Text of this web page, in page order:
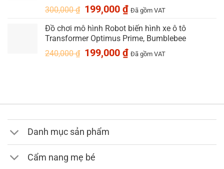
300,000₫ Giá
là:
300,000 ₫.
199,000 ₫Giá
hiện
tại
là:
199,000 ₫.
Đã gồm VAT
Đồ chơi mô hình Robot biến hình xe ô tô
Transformer Optimus Prime, Bumblebee
240,000₫ Giá
199,000 ₫Giá
hiện
Đã gồm VAT
Danh mục sản phẩm
Cẩm nang mẹ bé